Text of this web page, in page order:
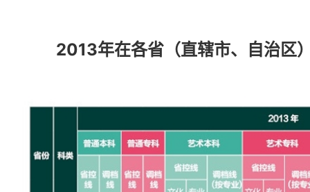
2013年在各省（直辖市、自治区